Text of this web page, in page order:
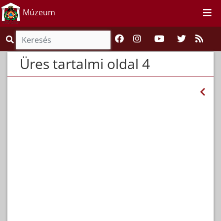
Múzeum
Üres tartalmi oldal 4